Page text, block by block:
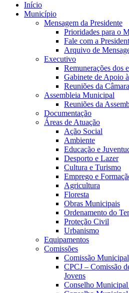
Início
Município
Mensagem da Presidente
Prioridades para o
Fale com a
Arquivo de
Executivo
Remunerações dos
Gabinete de Apoio
Reuniões da Câmara
Assembleia Municipal
Reuniões da
Documentação
Áreas de Atuação
Ação Social
Ambiente
Educação e
Desporto e Lazer
Cultura e Turismo
Emprego e
Agricultura
Floresta
Obras Municipais
Ordenamento do
Proteção Civil
Urbanismo
Equipamentos
Comissões
Comissão
CPCJ – Comissão
Jovens
Conselho Municipal